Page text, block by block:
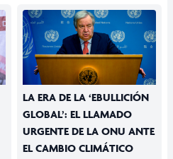
LA ERA DE LA ‘EBULLICIÓN
GLOBAL’: EL LLAMADO
URGENTE DE LA ONU ANTE
EL CAMBIO CLIMÁTICO